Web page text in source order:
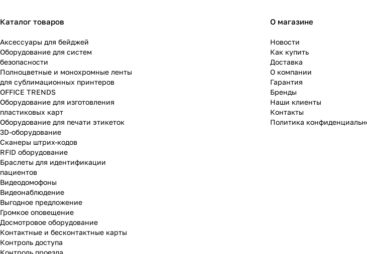
Каталог товаров
Аксессуары для бейджей
Оборудование для систем
безопасности
Полноцветные и монохромные ленты
для сублимационных принтеров
OFFICE TRENDS
Оборудование для изготовления
пластиковых карт
Оборудование для печати этикеток
3D-оборудование
Cканеры штрих-кодов
RFID оборудование
Браслеты для идентификации
пациентов
Видеодомофоны
Видеонаблюдение
Выгодное предложение
Громкое оповещение
Досмотровое оборудование
Контактные и бесконтактные карты
Контроль доступа
Контроль проезда
О магазине
Новости
Как купить
Доставка
О компании
Гарантия
Бренды
Наши клиенты
Контакты
Политика